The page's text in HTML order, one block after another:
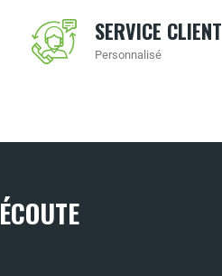
SERVICE CLIENT
Personnalisé